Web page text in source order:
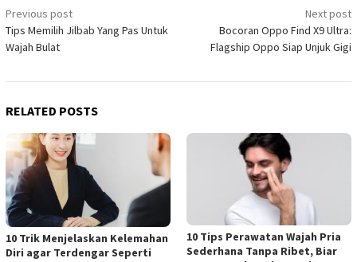
Post
navigation
Previous post
Tips Memilih Jilbab Yang Pas Untuk
Wajah Bulat
Next post
Bocoran Oppo Find X9 Ultra:
Flagship Oppo Siap Unjuk Gigi
RELATED POSTS
10 Trik Menjelaskan Kelemahan
Diri agar Terdengar Seperti
10 Tips Perawatan Wajah Pria
Sederhana Tanpa Ribet, Biar